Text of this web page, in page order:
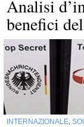
Analisi
benefici
INTERNAZIONALE